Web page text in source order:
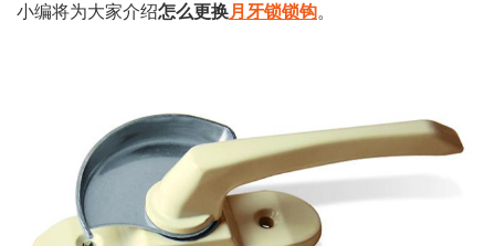
小编将为大家介绍怎么更换月牙锁锁钩。